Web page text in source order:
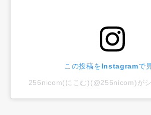
この投稿をInstagramで
256nicom(にこむ)(@256nicom)が